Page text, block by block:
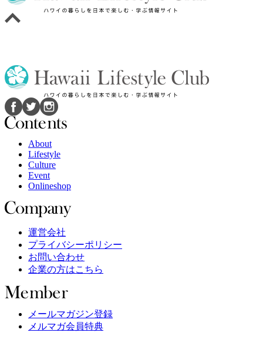
About
Lifestyle
Culture
Event
Onlineshop
運営会社
プライバシーポリシー
お問い合わせ
企業の方はこちら
メールマガジン登録
メルマガ会員特典